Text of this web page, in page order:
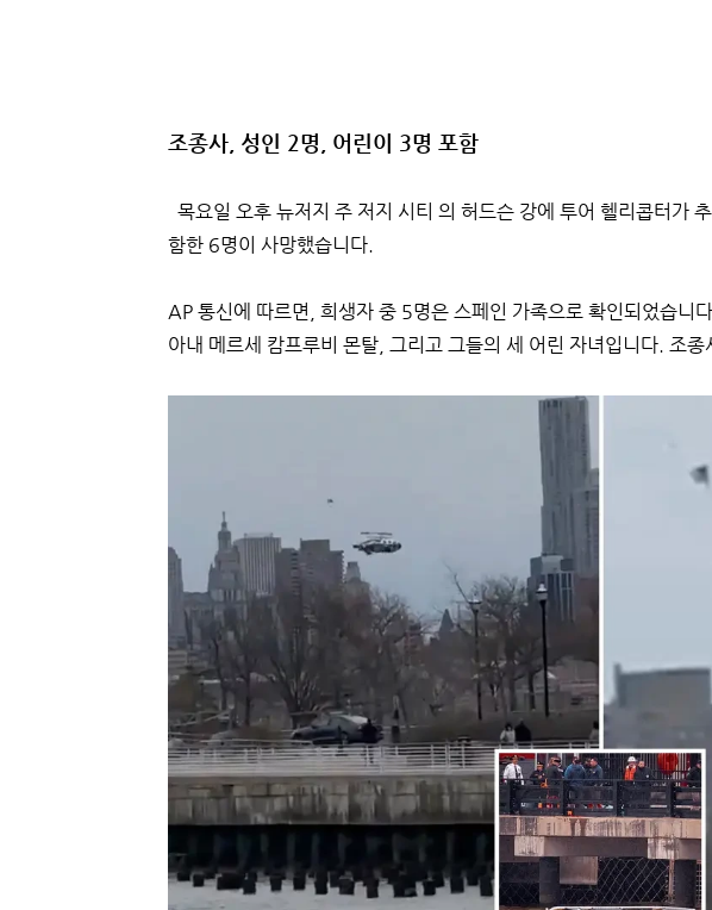
조종사, 성인 2명, 어린이 3명 포함
목요일 오후 뉴저지 주 저지 시티 의 허드슨 강에 투어 헬리콥터가
함한 6명이 사망했습니다.
AP 통신에 따르면, 희생자 중 5명은 스페인 가족으로 확인되었습니
아내 메르세 캄프루비 몬탈, 그리고 그들의 세 어린 자녀입니다. 조